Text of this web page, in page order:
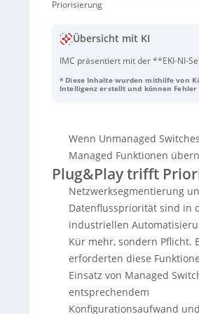
Priorisierung
Übersicht mit KI
IMC präsentiert mit der **EKI-NI-
**unmanaged Industrie-Switch-
**niedrigeren Kosten**. – **Problem in
Automatisierungsnetzen:**
Unterschiedliche Daten (Profinet von
Standard-Ethernet von HMI/
sich oft dasselbe Netz. Ohne
können bei Engpässen **Profinet-
Telegramme verzögert** werden
Steuerungsausfällen**. – **Lösung EKI-
NI:** Die Switches erkennen
Class A** automatisch (Profinet
konform) und **priorisieren Profinet-
Pakete ohne Konfiguration**. Damit
* Diese Inhalte wurden mithilfe von
Intelligenz erstellt und können
Wenn Unmanaged Switches
Managed Funktionen
Plug&Play trifft
Netzwerksegmentierung
Datenflusspriorität sind in
industriellen
Kür mehr, sondern Pflicht.
erforderten diese
Einsatz von Managed
entsprechendem
Konfigurationsaufwand